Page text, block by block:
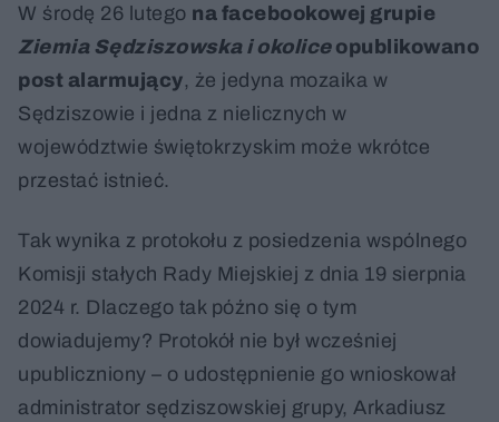
W środę 26 lutego na facebookowej grupie
Ziemia Sędziszowska i okoliceopublikowano
post alarmujący, że jedyna mozaika w
Sędziszowie i jedna z nielicznych w
województwie świętokrzyskim może wkrótce
przestać istnieć.
Tak wynika z protokołu z posiedzenia wspólnego
Komisji stałych Rady Miejskiej z dnia 19 sierpnia
2024 r. Dlaczego tak późno się o tym
dowiadujemy? Protokół nie był wcześniej
upubliczniony – o udostępnienie go wnioskował
administrator sędziszowskiej grupy, Arkadiusz